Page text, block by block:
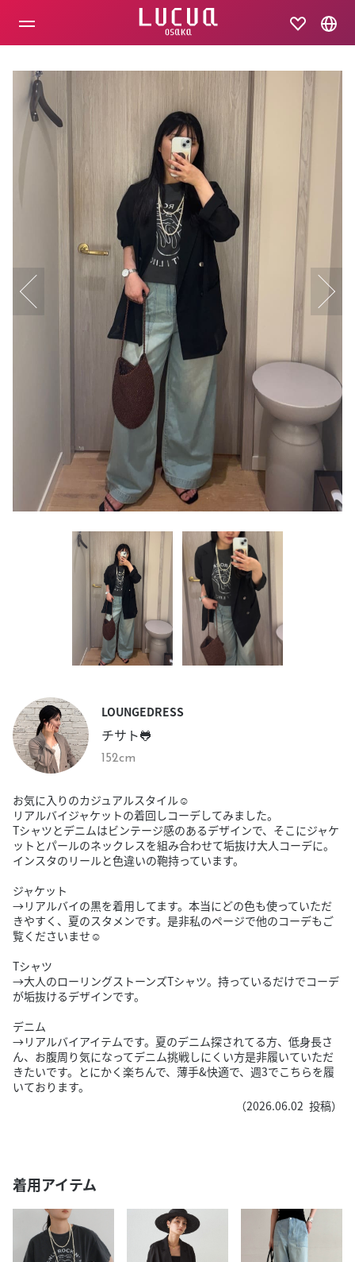
LOUNGEDRESS
チサト🐸
152cm
お気に入りのカジュアルスタイル☺︎
リアルバイジャケットの着回しコーデしてみました。
Tシャツとデニムはビンテージ感のあるデザインで、そこにジャケ
ットとパールのネックレスを組み合わせて垢抜け大人コーデに。
インスタのリールと色違いの鞄持っています。
ジャケット
→リアルバイの黒を着用してます。本当にどの色も使っていただ
きやすく、夏のスタメンです。是非私のページで他のコーデもご
覧くださいませ☺︎
Tシャツ
→大人のローリングストーンズTシャツ。持っているだけでコーデ
が垢抜けるデザインです。
デニム
→リアルバイアイテムです。夏のデニム探されてる方、低身長さ
ん、お腹周り気になってデニム挑戦しにくい方是非履いていただ
きたいです。とにかく楽ちんで、薄手&快適で、週3でこちらを履
いております。
（2026.06.02 投稿）
着用アイテム